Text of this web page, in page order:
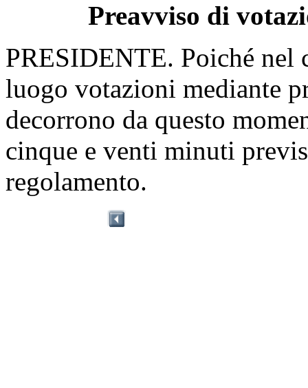
Preavviso di
PRESIDENTE. Poiché nel
luogo votazioni mediante
decorrono da questo
cinque e venti minuti
regolamento.